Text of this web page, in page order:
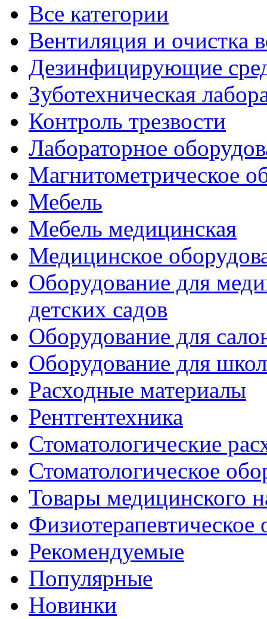
Все категории
Вентиляция и очистка
Дезинфицирующие
Зуботехническая
Контроль трезвости
Лабораторное
Магнитометрическое
Мебель
Мебель медицинская
Медицинское
Оборудование для
детских садов
Оборудование для
Оборудование для
Расходные материалы
Рентгентехника
Стоматологические
Стоматологическое
Товары медицинского
Физиотерапевтическое
Рекомендуемые
Популярные
Новинки